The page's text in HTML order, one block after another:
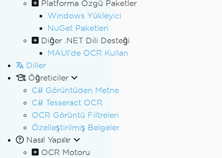
Platforma Özgü Paketler
Windows Yükleyici
NuGet Paketleri
Diğer .NET Dili Desteği
MAUI'de OCR Kullan
Diller
Öğreticiler
C# Görüntüden Metne
C# Tesseract OCR
OCR Görüntü Filtreleri
Özelleştirilmiş Belgeler
Nasıl Yapılır
OCR Motoru